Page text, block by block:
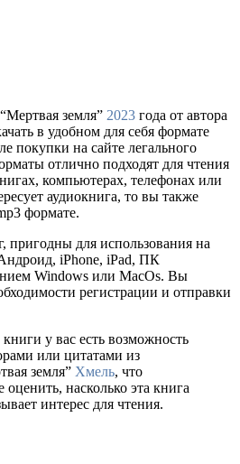
земля” 2023 года от автора
в удобном для себя формате
покупки на сайте легального
отлично подходят для чтения
компьютерах, телефонах или
аудиокнига, то вы также
формате.
для использования на
iPhone, iPad, ПК
Windows или MacOs. Вы
регистрации и отправки
у вас есть возможность
или цитатами из
земля” Хмель, что
насколько эта книга
интерес для чтения.